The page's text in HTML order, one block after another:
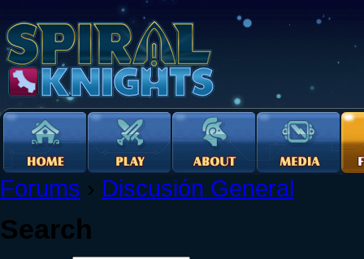
Forums › Discusión General
Search